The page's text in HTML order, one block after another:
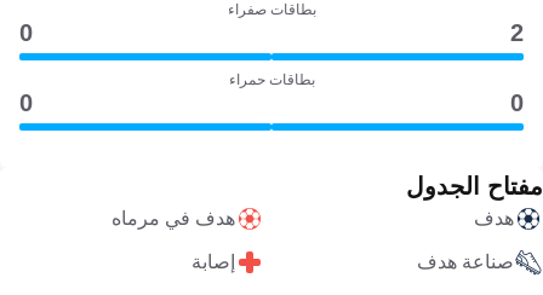
بطاقات صفراء
2
0
بطاقات حمراء
0
0
مفتاح الجدول
هدف هدف في مرماه
صناعة هدف إصابة